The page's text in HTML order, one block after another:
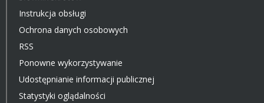
Instrukcja obsługi
Ochrona danych osobowych
RSS
Ponowne wykorzystywanie
Udostępnianie informacji publicznej
Statystyki oglądalności